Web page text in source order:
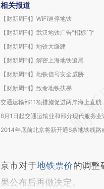
相关报道
【财新周刊】WiFi逼停地铁
【财新周刊】武汉地铁广告“招标门”
【财新周刊】地铁大缓建
【财新周刊】解密上海地铁追尾
【财新周刊】地铁信号安全威胁
【财新周刊】致命地铁扶梯
交通运输部11项措施促进两岸海上直航
8月1日起交通运输业和部分现代服务业
2014年底前北京将新开通6条地铁线路
京市对于地铁票价的调整
果公布后再做决定。